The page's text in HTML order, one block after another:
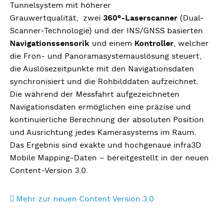
Tunnelsystem mit höherer
Grauwertqualität, zwei 360°-Laserscanner (Dual-
Scanner-Technologie) und der INS/GNSS basierten
Navigationssensorik und einem Kontroller, welcher
die Fron- und Panoramasystemauslösung steuert,
die Auslösezeitpunkte mit den Navigationsdaten
synchronisiert und die Rohbilddaten aufzeichnet.
Die während der Messfahrt aufgezeichneten
Navigationsdaten ermöglichen eine präzise und
kontinuierliche Berechnung der absoluten Position
und Ausrichtung jedes Kamerasystems im Raum.
Das Ergebnis sind exakte und hochgenaue infra3D
Mobile Mapping-Daten – bereitgestellt in der neuen
Content-Version 3.0.
Mehr zur neuen Content Version 3.0